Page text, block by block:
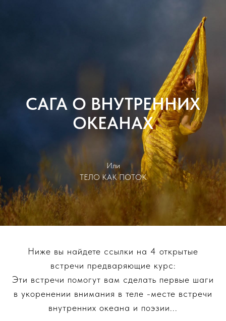
САГА О ВНУТРЕННИХ
ОКЕАНАХ
Или
ТЕЛО КАК ПОТОК
Ниже вы найдете ссылки на 4 открытые
встречи предваряющие курс:
Эти встречи помогут вам сделать первые шаги
в укоренении внимания в теле -месте встречи
внутренних океана и поэзии...